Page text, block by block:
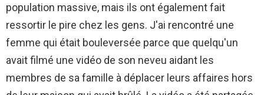
population massive, mais ils ont également fait
ressortir le pire chez les gens. J'ai rencontré une
femme qui était bouleversée parce que quelqu'un
avait filmé une vidéo de son neveu aidant les
membres de sa famille à déplacer leurs affaires hors